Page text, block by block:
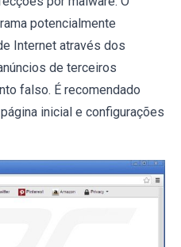
potencialmente
Internet através dos
de terceiros
falso. É recomendado
inicial e configurações